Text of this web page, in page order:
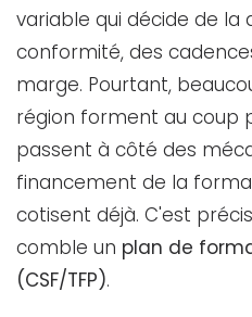
variable qui décide de la
conformité, des
marge. Pourtant,
région forment au coup
passent à côté des
financement de la
cotisent déjà. C'est
comble un plan de
(CSF/TFP).